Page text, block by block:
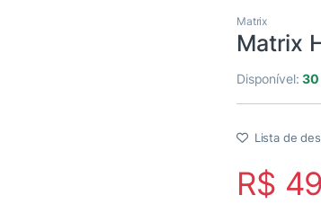
Matrix
Matrix
Disponível:30
Lista de
R$